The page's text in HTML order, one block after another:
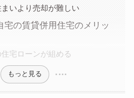
いより売却が難しい
宅の賃貸併用住宅のメリッ
宅ローンが組める
もっと見る